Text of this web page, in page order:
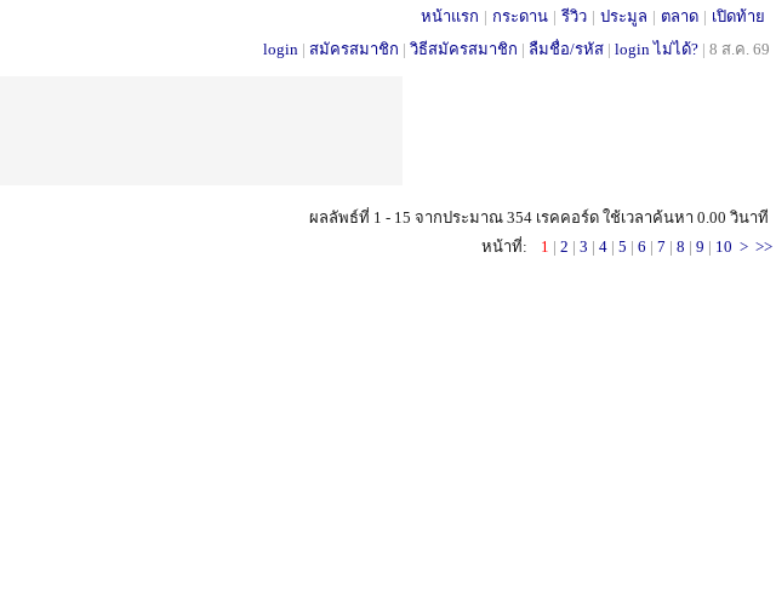
หน้าแรก | กระดาน | รีวิว | ประมูล | ตลาด | เปิดท้าย
login | สมัครสมาชิก | วิธีสมัครสมาชิก | ลืมชื่อ/รหัส | login ไม่ได้? | 8 ส.ค. 69
ผลลัพธ์ที่ 1 - 15 จากประมาณ 354 เรคคอร์ด ใช้เวลาค้นหา 0.00 วินาที
หน้าที่:
1 | 2 | 3 | 4 | 5 | 6 | 7 | 8 | 9 | 10 > >>